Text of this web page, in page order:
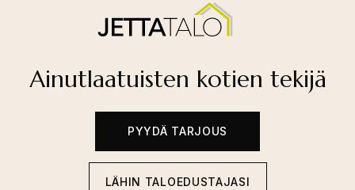
Ainutlaatuisten kotien tekijä
PYYDÄ TARJOUS
LÄHIN TALOEDUSTAJASI